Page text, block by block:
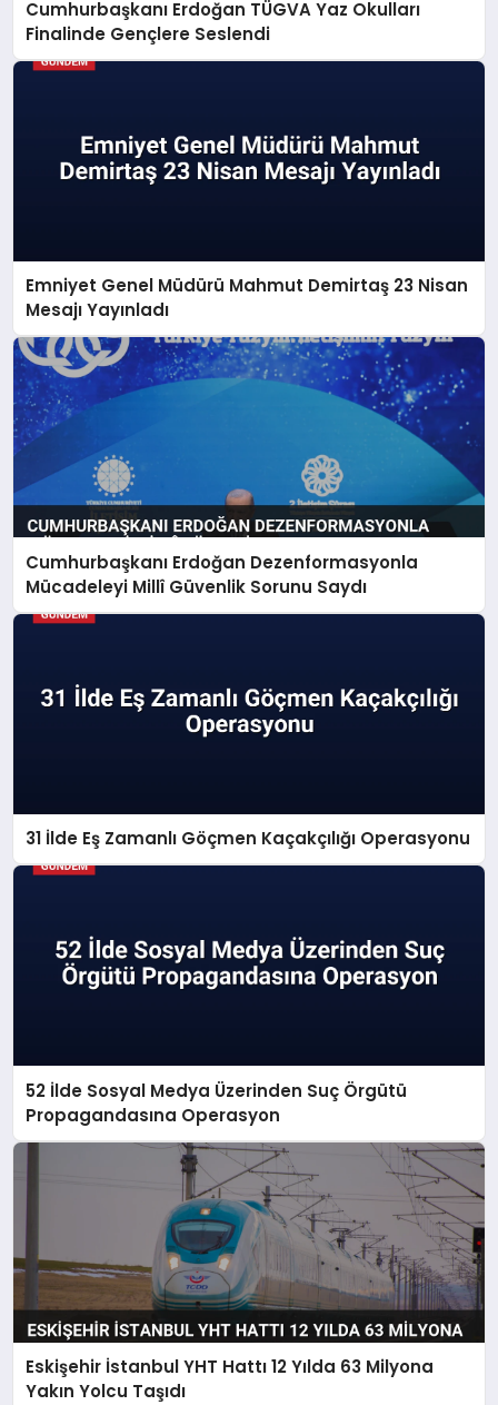
Cumhurbaşkanı Erdoğan TÜGVA Yaz Okulları
Finalinde Gençlere Seslendi
Emniyet Genel Müdürü Mahmut Demirtaş 23 Nisan
Mesajı Yayınladı
Cumhurbaşkanı Erdoğan Dezenformasyonla
Mücadeleyi Millî Güvenlik Sorunu Saydı
31 İlde Eş Zamanlı Göçmen Kaçakçılığı Operasyonu
52 İlde Sosyal Medya Üzerinden Suç Örgütü
Propagandasına Operasyon
Eskişehir İstanbul YHT Hattı 12 Yılda 63 Milyona
Yakın Yolcu Taşıdı